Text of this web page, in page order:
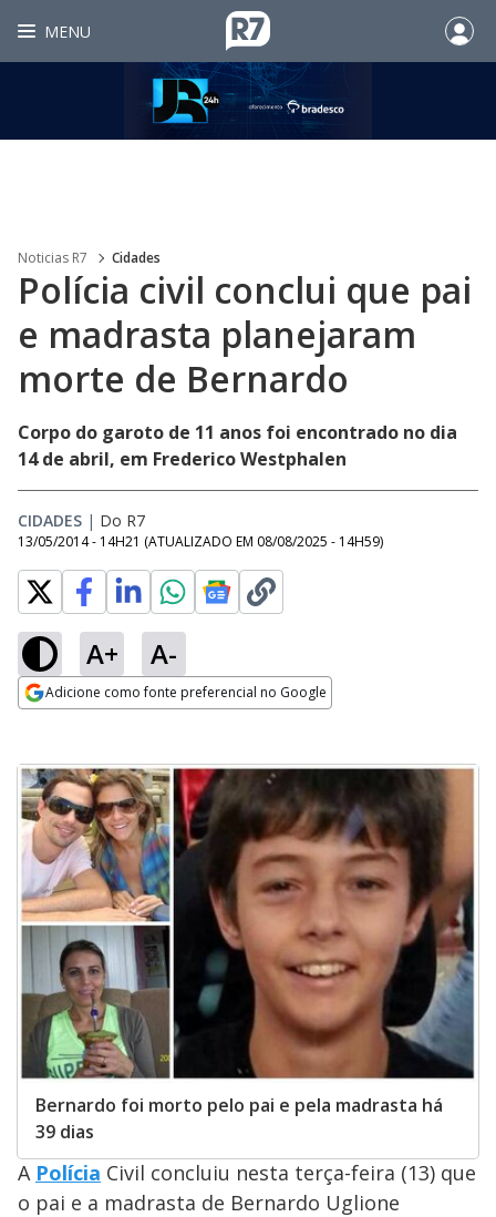
MENU
Noticias R7 Cidades
Polícia civil conclui que pai
e madrasta planejaram
morte de Bernardo
Corpo do garoto de 11 anos foi encontrado no dia
14 de abril, em Frederico Westphalen
CIDADES | Do R7
13/05/2014 - 14H21 (ATUALIZADO EM 08/08/2025 - 14H59)
A+ A-
Adicione como fonte preferencial no Google
Bernardo foi morto pelo pai e pela madrasta há
39 dias
A Polícia Civil concluiu nesta terça-feira (13) que
o pai e a madrasta de Bernardo Uglione